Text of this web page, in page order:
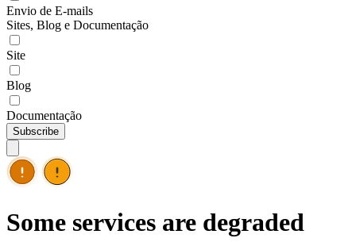
Envio de E-mails
Sites, Blog e Documentação
Site
Blog
Documentação
Subscribe
Some services are degraded